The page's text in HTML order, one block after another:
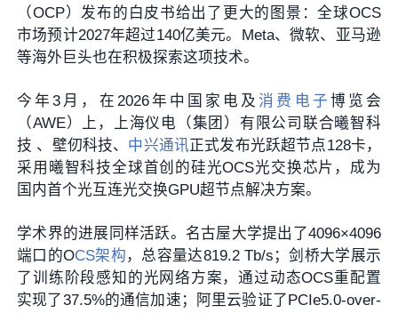
（OCP）发布的白皮书给出了更大的图景：全球OCS
市场预计2027年超过140亿美元。Meta、微软、亚马逊
等海外巨头也在积极探索这项技术。
今年3月，在2026年中国家电及消费电子 博览会
（AWE）上，上海仪电（集团）有限公司联合曦智科
技 、壁仞科技、 中兴通讯正式发布光跃超节点128卡，
采用曦智科技全球首创的硅光OCS光交换芯片，成为
国内首个光互连光交换GPU超节点解决方案。
学术界的进展同样活跃。名古屋大学提出了4096×4096
端口的OCS架构 ，总容量达819.2 Tb/s；剑桥大学展示
了训练阶段感知的光网络方案，通过动态OCS重配置
实现了37.5%的通信加速；阿里云验证了PCIe5.0-over-